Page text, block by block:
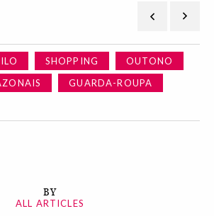
SHOPPING
OUTONO
GUARDA-ROUPA
BY
ALL ARTICLES